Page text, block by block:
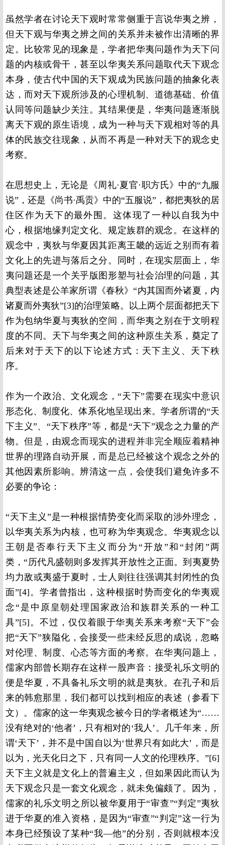
虽然学者在讨论天下观时常常侧重于言说华夷之辨，
但天下观与华夷之辨之间的关系并未被作出清晰的界
定。比较常见的现象是，学者把华夷问题作为天下问
题的内核或骨干，甚至以华夷关系问题取代天下观念
本身，使古代中国的天下观成为民族问题的抽象化表
达，而对天下观所涉及的心理机制、道德基础、价值
认同等问题缺少关注。其结果便是，华夷问题逐渐脱
离天下观的原生语境，成为一种与天下观相对等的具
体的民族交往现象，从而不再是一种对天下的观念史
考察。
在思想史上，无论是《周礼·夏官·职方氏》中的“九服
说”，还是《尚书·禹贡》中的“五服说”，都把夷狄的居
住区作为天下的最外围。这体现了一种以自我为中
心，根据地缘判定文化、规定族群的观念。在这样的
观念中，夷狄与华夏因其距离王畿的远近之别而有着
文化上的先进与落后之分。同时，在现实层面上，华
夷问题还是一个关乎版图形塑与社会治理的问题，其
典型表述是公羊家所谓《春秋》“内其国而外诸夏，内
诸夏而外夷狄”[3]的治理策略。以上两个层面都把天下
作为包纳华夏与夷狄的空间，而华夷之别在于文明程
度的不同。天下与华夷之间的这种原生关系，奠定了
后来对于天下的以下论述方式：天下主义、天下秩
序。
作为一个政治、文化观念，“天下”需要在现实中意识
形态化、制度化、体系化地呈现出来。学者所谓的“天
下主义”、“天下秩序”等，都是“天下”观念之力量的产
物。但是，由观念而现实的进程并非完全顺应着精神
世界的理路自动开展，而是总已经被这个观念之外的
其他因素所影响。辨清这一点，会使我们避免许多不
必要的争论：
“天下主义”是一种根据情势变化而采取的涉外理念，
以华夷关系为内核，也可称为华夷观念。华夷观念以
王朝是否奉行天下主义而分为“开放”和“封闭”两
类，“历代凡盛朝则多发挥其开放性之正面。到夷夏势
均力敌或夷盛于夏时，士人则往往强调其封闭性的负
面”[4]。学者曾指出，这种根据时势而变化的华夷观
念“是中原皇朝处理国家政治和族群关系的一种工
具”[5]。不过，仅仅着眼于华夷关系来考察“天下”会
把“天下”狭隘化，会接受一些未经反思的成说，忽略
对伦理、制度、心态等方面的考察。在华夷问题上，
儒家内部曾长期存在这样一股声音：接受礼乐文明的
便是华夏，不具备礼乐文明的就是夷狄。在孔子和后
来的韩愈那里，我们都可以找到相应的表述（参看下
文）。儒家的这一华夷观念被今日的学者概述为“……
没有绝对的‘他者’，只有相对的‘我人’。几千年来，所
谓‘天下’，并不是中国自以为‘世界只有如此大’，而是
以为，光天化日之下，只有同一人文的伦理秩序。”[6]
天下主义就是文化上的普遍主义，但如果因此而认为
天下观念只是一套文化观念，就未免偏颇了。因为，
儒家的礼乐文明之所以被华夏用于“审查”“判定”夷狄
进于华夏的准入资格，是因为“审查”“判定”这一行为
本身已经预设了某种“我—他”的分别，否则就根本没